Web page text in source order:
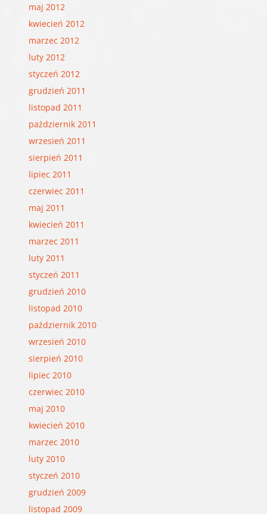
maj 2012
kwiecień 2012
marzec 2012
luty 2012
styczeń 2012
grudzień 2011
listopad 2011
październik 2011
wrzesień 2011
sierpień 2011
lipiec 2011
czerwiec 2011
maj 2011
kwiecień 2011
marzec 2011
luty 2011
styczeń 2011
grudzień 2010
listopad 2010
październik 2010
wrzesień 2010
sierpień 2010
lipiec 2010
czerwiec 2010
maj 2010
kwiecień 2010
marzec 2010
luty 2010
styczeń 2010
grudzień 2009
listopad 2009